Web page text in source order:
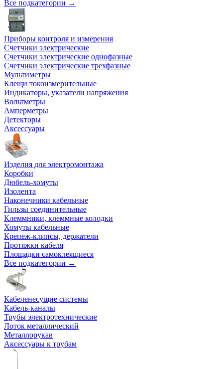
Все подкатегории →
Приборы контроля и измерения
Счетчики электрические
Счетчики электрические однофазные
Счетчики электрические трехфазные
Мультиметры
Клещи токоизмерительные
Индикаторы, указатели напряжения
Вольтметры
Амперметры
Детекторы
Аксессуары
Изделия для электромонтажа
Коробки
Дюбель-хомуты
Изолента
Наконечники кабельные
Гильзы соединительные
Клеммники, клеммные колодки
Хомуты кабельные
Крепеж-клипсы, держатели
Протяжки кабеля
Площадки самоклеящиеся
Все подкатегории →
Кабеленесущие системы
Кабель-каналы
Трубы электротехнические
Лоток металлический
Металлорукав
Аксессуары к трубам